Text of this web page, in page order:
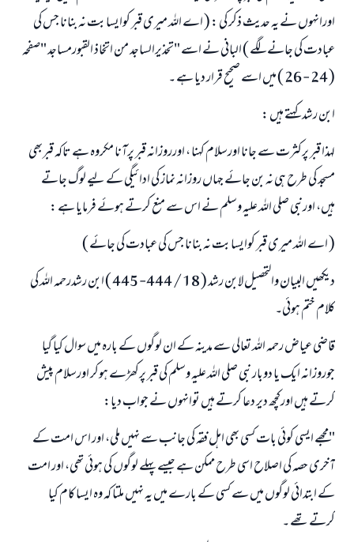
اورانہوں نے یہ حدیث ذکر کی : ( اے اللہ میری قبر کوایسا بت نہ بنانا جس کی
عبادت کی جانے لگے ) البانی نے اسے "تحذیرالساجد من اتخاذ القبورمساجد "صفحہ
( 24 - 26 ) میں اسے صحیح قرار دیا ہے ۔
ابن رشد کہتے ہیں :
لہذا قبر پرکثرت سے جانا اورسلام کہنا ، اورروزانہ قبر پرآنا مکروہ ہے تاکہ قبربھی
مسجد کی طرح ہی نہ بن جائے جہاں روزانہ نماز کی ادائيگى کے لیے لوگ جاتے
ہیں، اورنبی صلی اللہ علیہ وسلم نے اس سے منع کرتے ہوئے فرمایا ہے :
( اے اللہ میری قبر کوایسا بت نہ بنانا جس کی عبادت کی جائے )
دیکھیں البیان والتحصیل لابن رشد ( 18 / 444- 445 ) ابن رشدرحمہ اللہ کی
کلام ختم ہوئى۔
قاضی عیاض رحمہ اللہ تعالی سے مدینہ کے ان لوگوں کے بارہ میں سوال کیا گيا
جوروزانہ ایک یا دوبار نبی صلی اللہ علیہ وسلم کی قبر پرکھڑے ہوکر اورسلام پیش
کرتے ہیں اورکچھ دیر دعا کرتے ہیں توانہوں نے جواب دیا:
"مجھے ایسی کوئی بات کسی بھی اہل فقہ کی جانب سے نہيں ملی، اور اس امت کے
آخری حصہ کی اصلاح اسی طرح ممکن ہے جیسے پہلے لوگوں کی ہوئی تھی، اور امت
کے ابتدائی لوگوں میں سے کسی کے بارے میں یہ نہيں ملتا کہ وہ ایسا کام کیا
کرتے تھے ۔